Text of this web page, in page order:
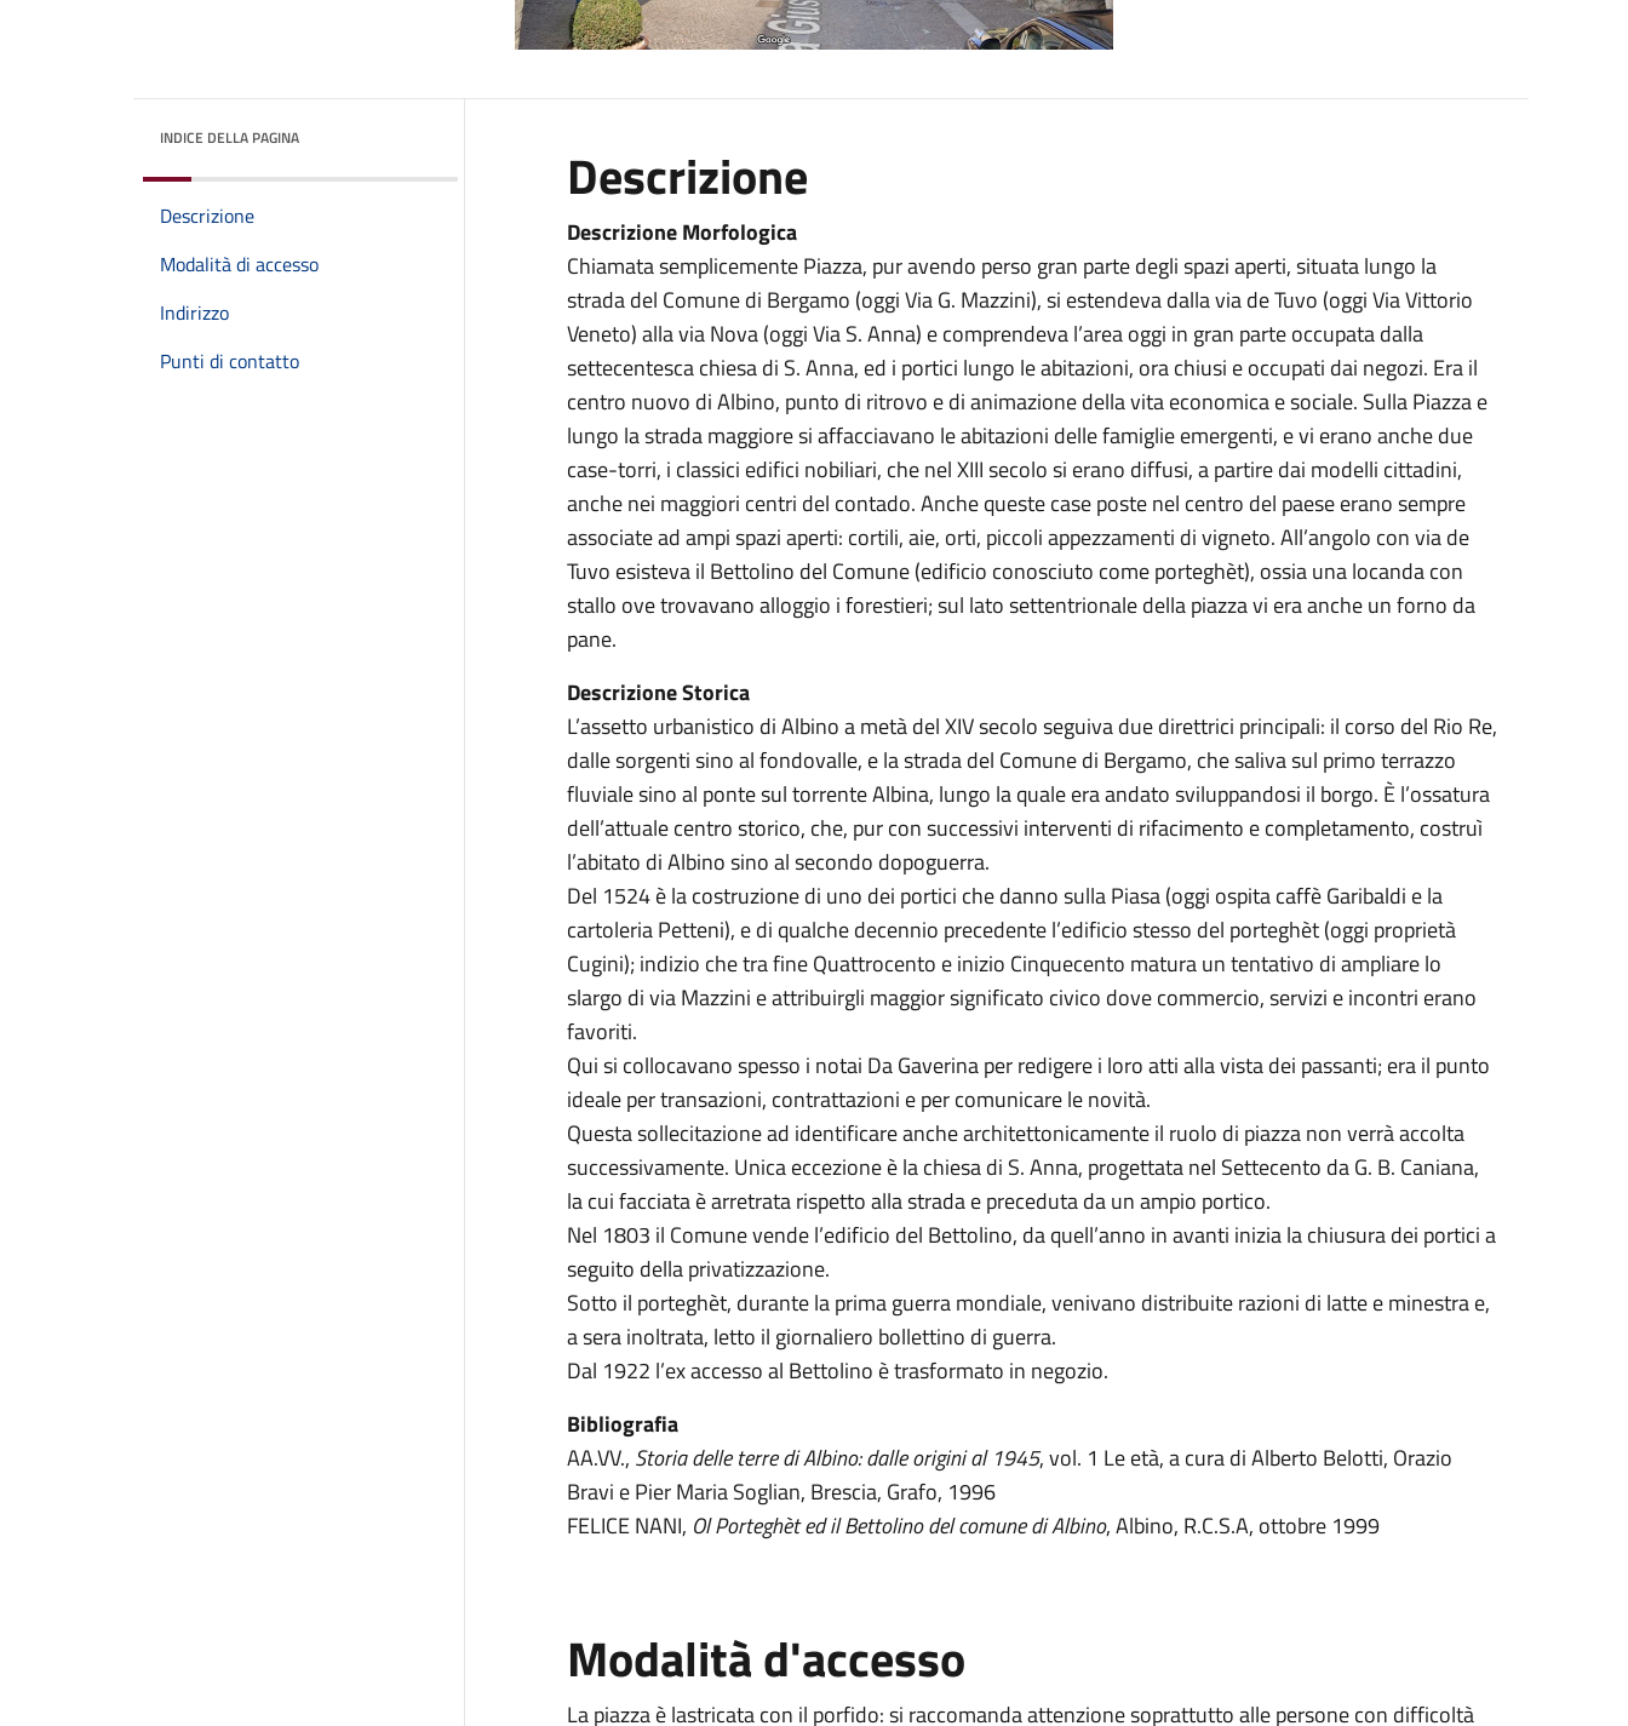
INDICE DELLA PAGINA
Descrizione
Modalità di accesso
Indirizzo
Punti di contatto
Descrizione
Descrizione Morfologica
Chiamata semplicemente Piazza, pur avendo perso gran parte degli spazi aperti, situata lungo la
strada del Comune di Bergamo (oggi Via G. Mazzini), si estendeva dalla via de Tuvo (oggi Via Vittorio
Veneto) alla via Nova (oggi Via S. Anna) e comprendeva l’area oggi in gran parte occupata dalla
settecentesca chiesa di S. Anna, ed i portici lungo le abitazioni, ora chiusi e occupati dai negozi. Era il
centro nuovo di Albino, punto di ritrovo e di animazione della vita economica e sociale. Sulla Piazza e
lungo la strada maggiore si affacciavano le abitazioni delle famiglie emergenti, e vi erano anche due
case-torri, i classici edifici nobiliari, che nel XIII secolo si erano diffusi, a partire dai modelli cittadini,
anche nei maggiori centri del contado. Anche queste case poste nel centro del paese erano sempre
associate ad ampi spazi aperti: cortili, aie, orti, piccoli appezzamenti di vigneto. All’angolo con via de
Tuvo esisteva il Bettolino del Comune (edificio conosciuto come porteghèt), ossia una locanda con
stallo ove trovavano alloggio i forestieri; sul lato settentrionale della piazza vi era anche un forno da
pane.
Descrizione Storica
L’assetto urbanistico di Albino a metà del XIV secolo seguiva due direttrici principali: il corso del Rio Re,
dalle sorgenti sino al fondovalle, e la strada del Comune di Bergamo, che saliva sul primo terrazzo
fluviale sino al ponte sul torrente Albina, lungo la quale era andato sviluppandosi il borgo. È l’ossatura
dell’attuale centro storico, che, pur con successivi interventi di rifacimento e completamento, costruì
l’abitato di Albino sino al secondo dopoguerra.
Del 1524 è la costruzione di uno dei portici che danno sulla Piasa (oggi ospita caffè Garibaldi e la
cartoleria Petteni), e di qualche decennio precedente l’edificio stesso del porteghèt (oggi proprietà
Cugini); indizio che tra fine Quattrocento e inizio Cinquecento matura un tentativo di ampliare lo
slargo di via Mazzini e attribuirgli maggior significato civico dove commercio, servizi e incontri erano
favoriti.
Qui si collocavano spesso i notai Da Gaverina per redigere i loro atti alla vista dei passanti; era il punto
ideale per transazioni, contrattazioni e per comunicare le novità.
Questa sollecitazione ad identificare anche architettonicamente il ruolo di piazza non verrà accolta
successivamente. Unica eccezione è la chiesa di S. Anna, progettata nel Settecento da G. B. Caniana,
la cui facciata è arretrata rispetto alla strada e preceduta da un ampio portico.
Nel 1803 il Comune vende l’edificio del Bettolino, da quell’anno in avanti inizia la chiusura dei portici a
seguito della privatizzazione.
Sotto il porteghèt, durante la prima guerra mondiale, venivano distribuite razioni di latte e minestra e,
a sera inoltrata, letto il giornaliero bollettino di guerra.
Dal 1922 l’ex accesso al Bettolino è trasformato in negozio.
Bibliografia
AA.VV., Storia delle terre di Albino: dalle origini al 1945, vol. 1 Le età, a cura di Alberto Belotti, Orazio
Bravi e Pier Maria Soglian, Brescia, Grafo, 1996
FELICE NANI, Ol Porteghèt ed il Bettolino del comune di Albino, Albino, R.C.S.A, ottobre 1999
Modalità d'accesso
La piazza è lastricata con il porfido: si raccomanda attenzione soprattutto alle persone con difficoltà